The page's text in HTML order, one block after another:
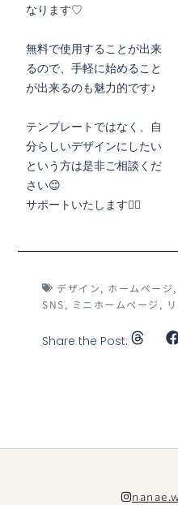
なります♡
無料で使用することが出来
るので、手軽に始めること
が出来るのも魅力的です♪
テンプレートではなく、自
分らしいデザインにしたい
という方は是非ご相談くだ
さい😊
サポートいたします❤️‍🔥
デザイン, ホームページ
SNS, ミニホームページ ,
Share the Post: